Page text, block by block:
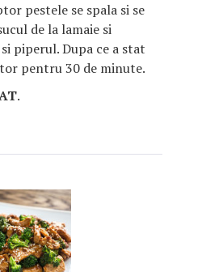
pestele se spala si se
de la lamaie si
piperul. Dupa ce a stat
pentru 30 de minute.
.